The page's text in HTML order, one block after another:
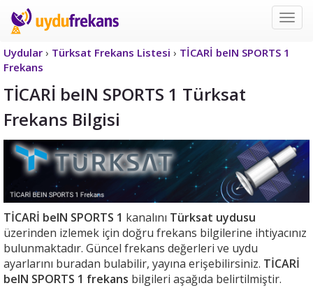
Uydu
Uydular › Türksat Frekans Listesi › TİCARİ beIN SPORTS 1
Frekans
TİCARİ beIN SPORTS 1 Türksat
Frekans Bilgisi
TİCARİ beIN SPORTS 1 kanalını Türksat uydusu
üzerinden izlemek için doğru frekans bilgilerine ihtiyacınız
bulunmaktadır. Güncel frekans değerleri ve uydu
ayarlarını buradan bulabilir, yayına erişebilirsiniz. TİCARİ
beIN SPORTS 1 frekans bilgileri aşağıda belirtilmiştir.